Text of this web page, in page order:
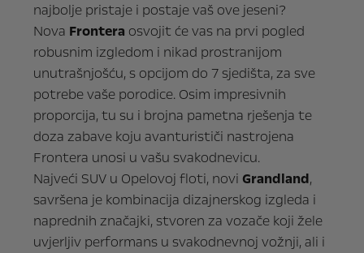
najbolje pristaje i postaje vaš ove jeseni?
Nova Frontera osvojit će vas na prvi pogled
robusnim izgledom i nikad prostranijom
unutrašnjošću, s opcijom do 7 sjedišta, za sve
potrebe vaše porodice. Osim impresivnih
proporcija, tu su i brojna pametna rješenja te
doza zabave koju avanturističi nastrojena
Frontera unosi u vašu svakodnevicu.
Najveći SUV u Opelovoj floti, novi Grandland,
savršena je kombinacija dizajnerskog izgleda i
naprednih značajki, stvoren za vozače koji žele
uvjerljiv performans u svakodnevnoj vožnji, ali i